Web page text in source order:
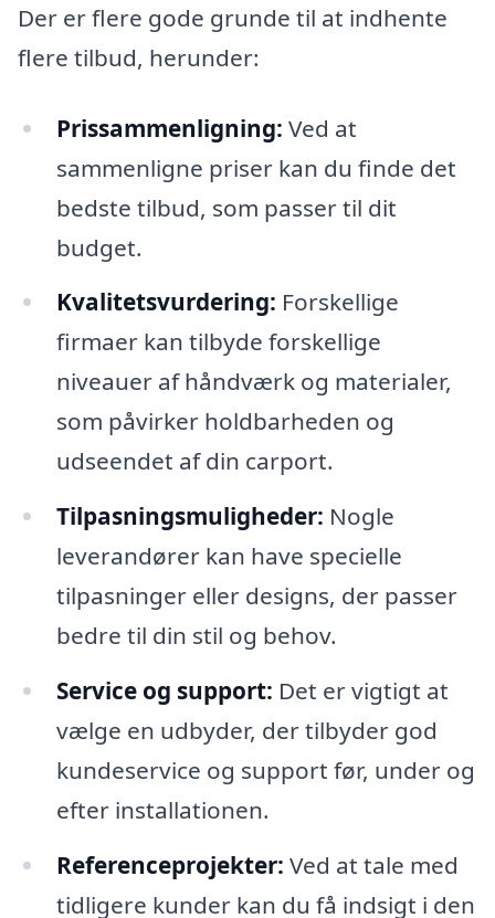
Der er flere gode grunde til at indhente
flere tilbud, herunder:
Prissammenligning: Ved at
sammenligne priser kan du finde det
bedste tilbud, som passer til dit
budget.
Kvalitetsvurdering: Forskellige
firmaer kan tilbyde forskellige
niveauer af håndværk og materialer,
som påvirker holdbarheden og
udseendet af din carport.
Tilpasningsmuligheder: Nogle
leverandører kan have specielle
tilpasninger eller designs, der passer
bedre til din stil og behov.
Service og support: Det er vigtigt at
vælge en udbyder, der tilbyder god
kundeservice og support før, under og
efter installationen.
Referenceprojekter: Ved at tale med
tidligere kunder kan du få indsigt i den